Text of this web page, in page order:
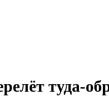
туда-